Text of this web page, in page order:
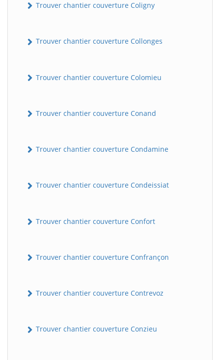
Trouver chantier couverture Coligny
Trouver chantier couverture Collonges
Trouver chantier couverture Colomieu
Trouver chantier couverture Conand
Trouver chantier couverture Condamine
Trouver chantier couverture Condeissiat
Trouver chantier couverture Confort
Trouver chantier couverture Confrançon
Trouver chantier couverture Contrevoz
Trouver chantier couverture Conzieu
B BatiWebPro